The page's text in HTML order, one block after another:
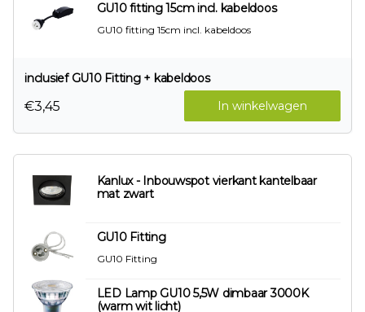
GU10 fitting 15cm incl. kabeldoos
GU10 fitting 15cm incl. kabeldoos
inclusief GU10 Fitting + kabeldoos
In winkelwagen
€3,45
Kanlux - Inbouwspot vierkant kantelbaar
mat zwart
GU10 Fitting
GU10 Fitting
LED Lamp GU10 5,5W dimbaar 3000K
(warm wit licht)